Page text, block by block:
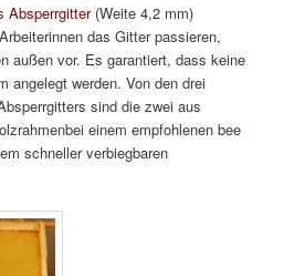
Absperrgitter(Weite 4,2 mm)
das Gitter passieren,
außen vor. Es garantiert, dass keine
angelegt werden. Von den drei
sind die zwei aus
einem empfohlenen bee
schneller verbiegbaren